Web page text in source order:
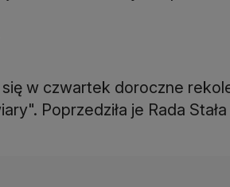
w czwartek doroczne
Poprzedziła je Rada